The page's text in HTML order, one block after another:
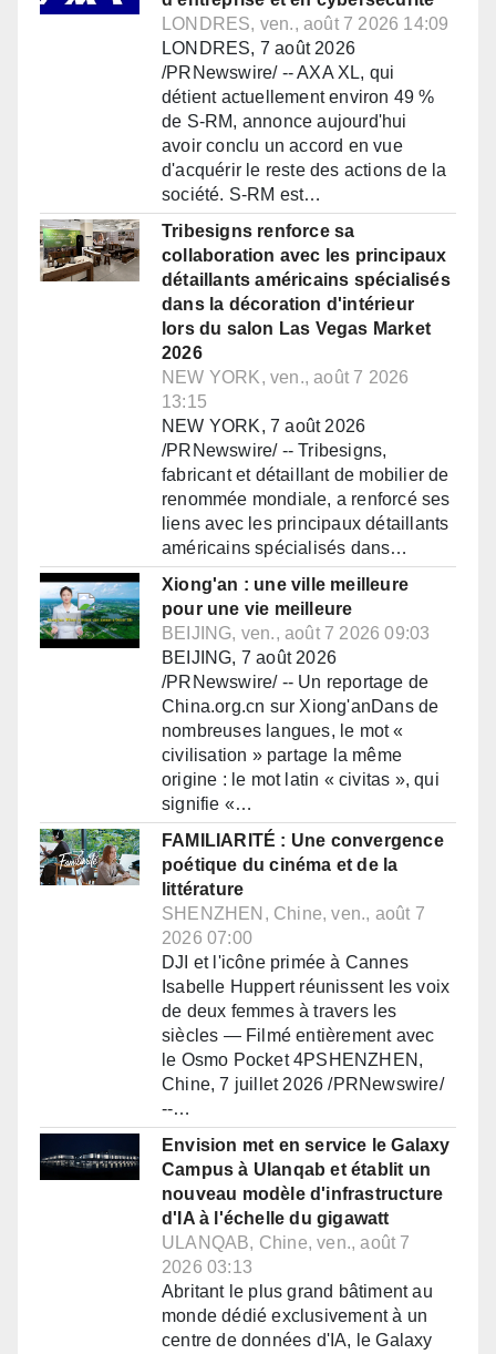
LONDRES, ven., août 7 2026 14:09
LONDRES, 7 août 2026
/PRNewswire/ -- AXA XL, qui
détient actuellement environ 49 %
de S-RM, annonce aujourd'hui
avoir conclu un accord en vue
d'acquérir le reste des actions de la
société. S-RM est…
Tribesigns renforce sa
collaboration avec les principaux
détaillants américains spécialisés
dans la décoration d'intérieur
lors du salon Las Vegas Market
2026
NEW YORK, ven., août 7 2026
13:15
NEW YORK, 7 août 2026
/PRNewswire/ -- Tribesigns,
fabricant et détaillant de mobilier de
renommée mondiale, a renforcé ses
liens avec les principaux détaillants
américains spécialisés dans…
Xiong'an : une ville meilleure
pour une vie meilleure
BEIJING, ven., août 7 2026 09:03
BEIJING, 7 août 2026
/PRNewswire/ -- Un reportage de
China.org.cn sur Xiong'anDans de
nombreuses langues, le mot «
civilisation » partage la même
origine : le mot latin « civitas », qui
signifie «…
FAMILIARITÉ : Une convergence
poétique du cinéma et de la
littérature
SHENZHEN, Chine, ven., août 7
2026 07:00
DJI et l'icône primée à Cannes
Isabelle Huppert réunissent les voix
de deux femmes à travers les
siècles — Filmé entièrement avec
le Osmo Pocket 4PSHENZHEN,
Chine, 7 juillet 2026 /PRNewswire/
--…
Envision met en service le Galaxy
Campus à Ulanqab et établit un
nouveau modèle d'infrastructure
d'IA à l'échelle du gigawatt
ULANQAB, Chine, ven., août 7
2026 03:13
Abritant le plus grand bâtiment au
monde dédié exclusivement à un
centre de données d'IA, le Galaxy